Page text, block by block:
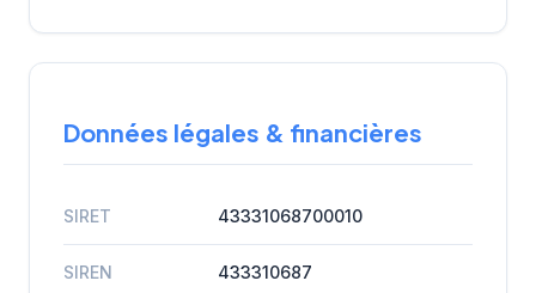
Données légales & financières
SIRET 43331068700010
SIREN 433310687